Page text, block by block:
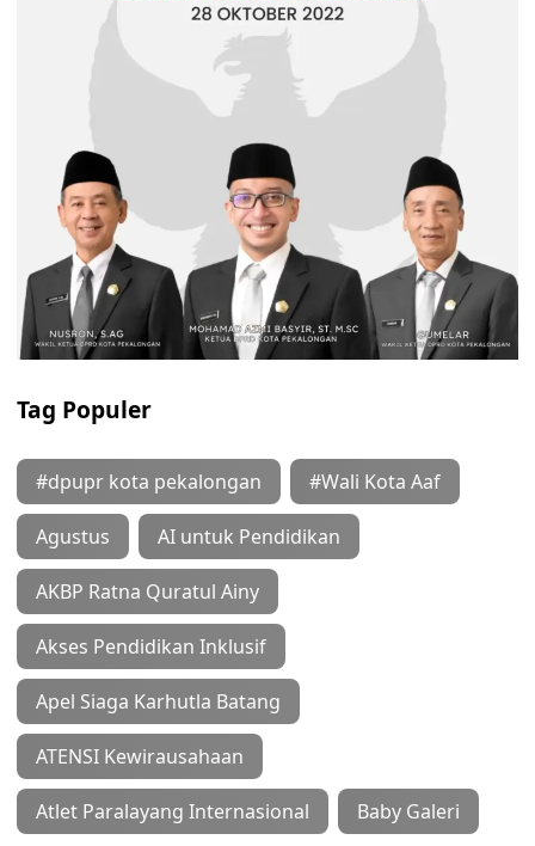
Tag Populer
#dpupr kota pekalongan #Wali Kota Aaf
Agustus AI untuk Pendidikan
AKBP Ratna Quratul Ainy
Akses Pendidikan Inklusif
Apel Siaga Karhutla Batang
ATENSI Kewirausahaan
Atlet Paralayang Internasional Baby Galeri